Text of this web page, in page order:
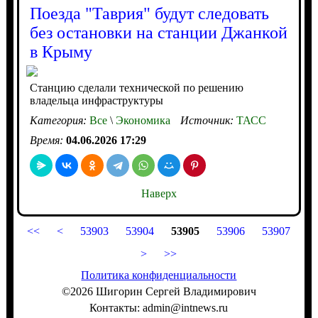
Поезда "Таврия" будут следовать
без остановки на станции Джанкой
в Крыму
Станцию сделали технической по решению
владельца инфраструктуры
Категория: Все\Экономика Источник: ТАСС
Время: 04.06.2026 17:29
Наверх
<< < 53903 53904 53905 53906
53907
>
>>
Политика конфиденциальности
©2026 Шигорин Сергей Владимирович
Контакты: admin@intnews.ru